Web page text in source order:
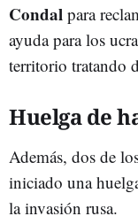
Condal para
ayuda para los
territorio tratando
Huelga de
Además, dos de
iniciado una
la invasión rusa.